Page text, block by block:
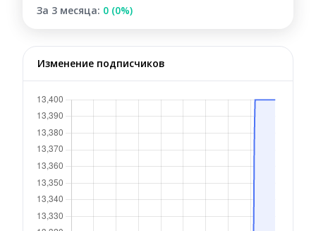
За 3 месяца: 0 (0%)
Изменение подписчиков